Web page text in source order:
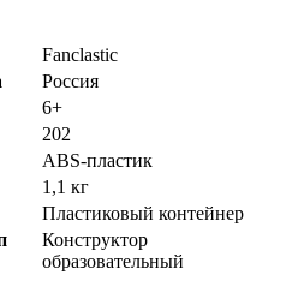
Fanclastic
Россия
6+
202
ABS-пластик
1,1 кг
Пластиковый контейнер
Конструктор
образовательный